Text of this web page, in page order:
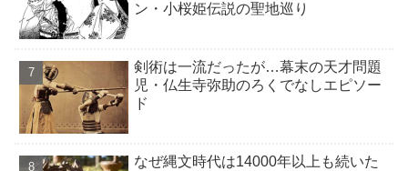
ン・小桜姫伝説の聖地巡り
剣術は一流だったが…幕末の天才問題
児・仏生寺弥助のろくでなしエピソー
ド
なぜ縄文時代は14000年以上も続いた